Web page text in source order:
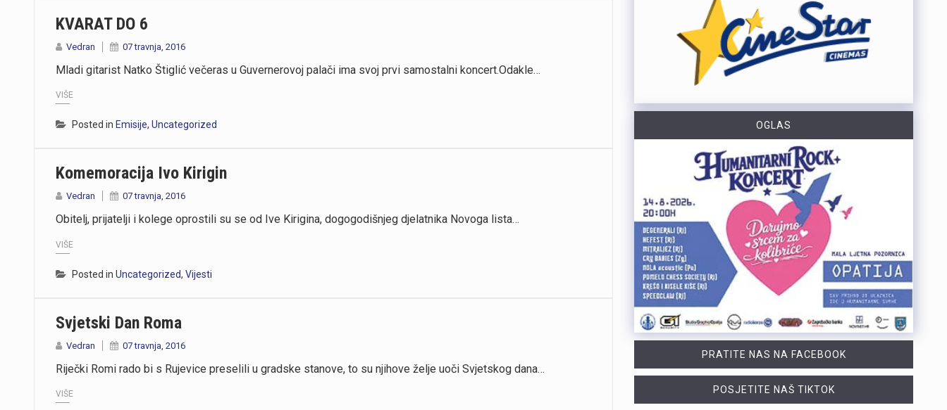
https://youtu.be/LjEOo1QMD1E Nogometaši Rijeke pobijedili su finski Ilves u prvoj utakmici 3. kola kvalifikacija za Konferencijsku ligu pogotkom Nike Jankovića u 16. minuti. Unatoč minimalnoj prednosti s kojom putuju na uzvrat, trener Matjaž Kek izrazio je zabrinutost zbog manjka realizacije i nervoze u igri. Uzvratna utakmica igra se u Finskoj u četvrtak, 13. kolovoza s početkom u 18 sati. Više u videoprilogu:
https://youtu.be/qV4DNBJPlKw Zbog dugotrajne suše i smanjenja izdašnosti izvora, KD Vodovod i kanalizacija apelira na racionalno korištenje vode na riječkom području, iako su trenutne zalihe dostatne i nema potrebe za redukcijama. Cilj preporučenih mjera, koje uključuju zabranu zalijevanja travnjaka i pranja automobila, jest smanjenje dnevne potrošnje za 10 do 15 posto. Više u videoprilogu:
Tijekom posljednja dva dana na širem matuljskom području i otoku Krku izbila su dva požara u kojima je nastala materijalna šteta, dok je u jednom slučaju jedna osoba ozlijeđena. Policijski službenici su u suradnji s protupožarnim inspektorom obavili očevide kojima su utvrđeni uzroci nastanka ovih požara. Požar na širem matuljskom području izbio je 5. kolovoza oko 21:30 sati u pomoćnom objektu kuće, a ugasili su ga vatrogasci Javne vatrogasne postrojbe (JVP) Opatija. Očevidom je utvrđeno da je uzrok požara tehničke naravi, točnije kvar na električnim instalacijama u predjelu krovišta. U požaru je izgorio gornji dio pomoćnog objekta zajedno s krovištem, a materijalna šteta procjenjuje se na više desetaka tisuća eura. Drugi požar izbio je 6. kolovoza oko 4:20 sati u obiteljskoj kući na otoku Krku. Na intervenciju su izašli vatrogasci JVP Krk, a u požaru je ozlijeđena 50-godišnjakinja. Očevidom je utvrđeno da je do požara najvjerojatnije došlo uslijed curenja plina zbog tehničkog kvara na spoju crijeva i plinske boce. Plinska smjesa u prostoru kuhinje zapalila se nakon što je prilikom paljenja svjetla došlo do stvaranja iskre. Nakon obavljenih očevida, policija poziva građane da redovito pregledavaju i održavaju električne i plinske instalacije te plinske uređaje. Također se savjetuje da se svi…
https://youtu.be/T5evucKJLOw
U subotu, 8. kolovoza, Fužine će postati središte susreta folklorne baštine, tradicijskih zanata i običaja iz Hrvatske i inozemstva. S početkom u 12 sati, centar Fužina, pozornica i prostor ispod brane jezera Bajer ugostit će 4. Međunarodni festival folklora i 2. Festival starih zanata. Ove dvije manifestacije kroz nastupe folklornih skupina, demonstracije tradicijskih vještina, radionice, predavanja, domaće proizvode i gastronomske sadržaje predstavljaju bogatstvo kulturne baštine. Ulaz na manifestaciju u potpunosti je besplatan, kao i sudjelovanje u svim radionicama, predavanju, dječjem programu i folklornim nastupima. Program započinje u podne nastupom grupe Dar Mar, nakon čega slijede prve demonstracije starih zanata i tradicijskih vještina koje će se odvijati tijekom cijelog dana kao jedan od središnjih dijelova manifestacije. Posjetitelje očekuje bogat izbor radionica u kojima mogu upoznati stare obrte i okušati se u tradicijskim tehnikama. Zlatko Pochobradsky iz Domaće radinosti iz Gerova predstavit će izradu unikatnih drvenih predmeta inspiriranih prirodom Gorskog kotara, dok će Ribolovna udruga Bajer Fužine demonstrirati sportski ribolov. Bojan Marđetko vodit će radionicu izrade potkovica za sreću, Antun Štimac iz Crnog Luga prezentirat će izradu šindre, odnosno specifičnog načina pokrivanja goranskih krovova drvom, a Stela Gržinić iz obrta LEBJOR prikazat će glodanje zdjele od masline. U poslijepodnevnim satima program se…
KVARAT DO 6
Vedran 07 travnja, 2016
Mladi gitarist Natko Štiglić večeras u Guvernerovoj palači ima svoj prvi samostalni koncert.Odakle…
VIŠE
Posted in Emisije, Uncategorized
Komemoracija Ivo Kirigin
Vedran 07 travnja, 2016
Obitelj, prijatelji i kolege oprostili su se od Ive Kirigina, dogogodišnjeg djelatnika Novoga lista…
VIŠE
Posted in Uncategorized, Vijesti
Svjetski Dan Roma
Vedran 07 travnja, 2016
Riječki Romi rado bi s Rujevice preselili u gradske stanove, to su njihove želje uoči Svjetskog dana…
VIŠE
OGLAS
PRATITE NAS NA FACEBOOK
POSJETITE NAŠ TIKTOK